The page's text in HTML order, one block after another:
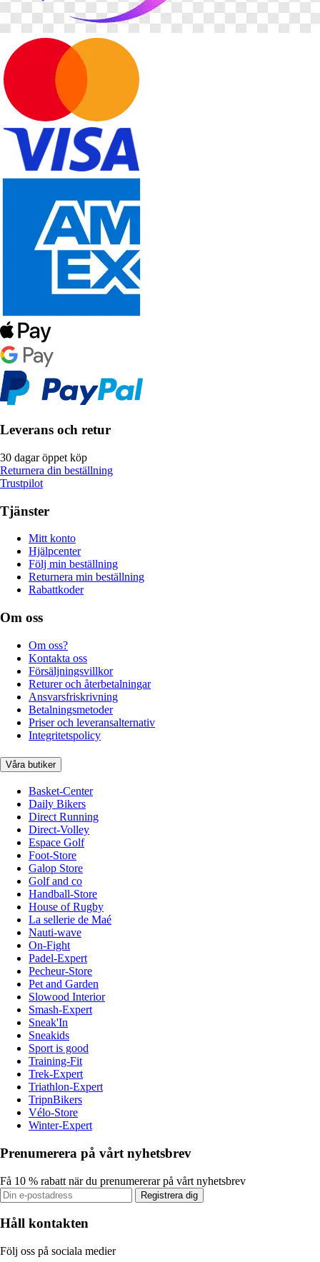
Leverans och retur
30 dagar öppet köp
Returnera din beställning
Trustpilot
Tjänster
Mitt konto
Hjälpcenter
Följ min beställning
Returnera min beställning
Rabattkoder
Om oss
Om oss?
Kontakta oss
Försäljningsvillkor
Returer och återbetalningar
Ansvarsfriskrivning
Betalningsmetoder
Priser och leveransalternativ
Integritetspolicy
Våra butiker
Basket-Center
Daily Bikers
Direct Running
Direct-Volley
Espace Golf
Foot-Store
Galop Store
Golf and co
Handball-Store
House of Rugby
La sellerie de Maé
Nauti-wave
On-Fight
Padel-Expert
Pecheur-Store
Pet and Garden
Slowood Interior
Smash-Expert
Sneak'In
Sneakids
Sport is good
Training-Fit
Trek-Expert
Triathlon-Expert
TripnBikers
Vélo-Store
Winter-Expert
Prenumerera på vårt nyhetsbrev
Få 10 % rabatt när du prenumererar på vårt nyhetsbrev
Registrera dig
Håll kontakten
Följ oss på sociala medier